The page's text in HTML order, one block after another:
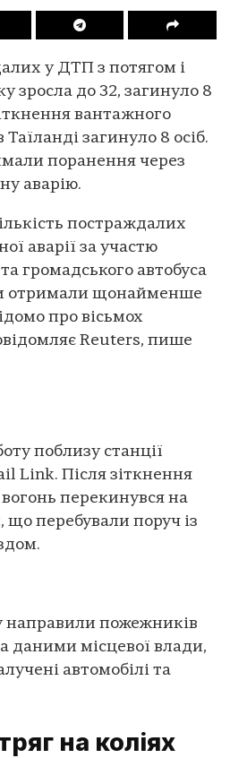
у ДТП з потягом і
зросла до 32, загинуло 8
вантажного
Таїланді загинуло 8 осіб.
поранення через
аварію.
постраждалих
аварії за участю
громадського автобуса
отримали щонайменше
про вісьмох
Reuters, пише
поблизу станції
Link. Після зіткнення
вогонь перекинувся на
що перебували поруч із
направили пожежників
даними місцевої влади,
автомобілі та
на коліях